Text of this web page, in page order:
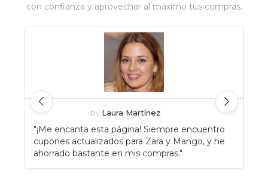
con confianza y aprovechar al máximo tus compras.
by Laura Martínez
"¡Me encanta esta página! Siempre encuentro
cupones actualizados para Zara y Mango, y he
ahorrado bastante en mis compras."